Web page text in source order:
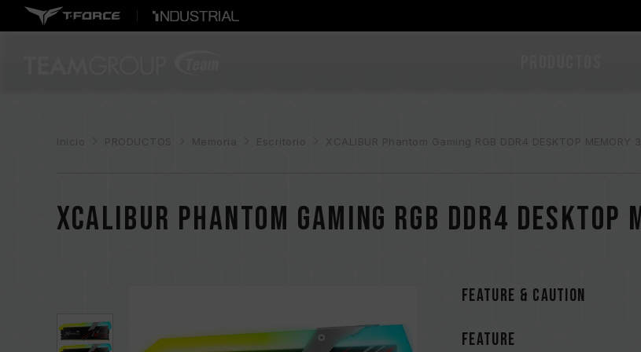
Inicio PRODUCTOS Memoria Escritorio XCALIBUR Phantom Gaming RGB DDR4 DESKTOP MEMORY
XCALIBUR Phantom Gaming RGB DDR4 DESKTOP
FEATURE & CAUTION
FEATURE